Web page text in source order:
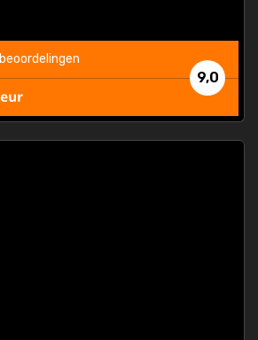
9,0
beoordelingen